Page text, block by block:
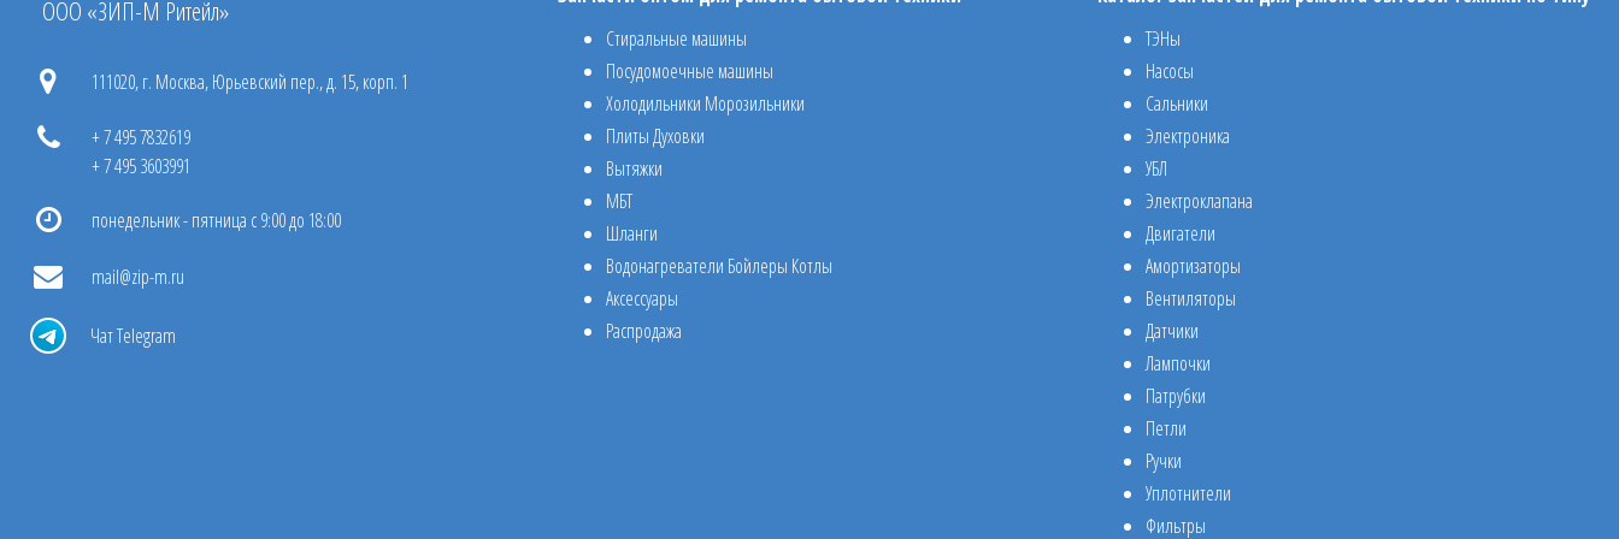
ООО «ЗИП-М Ритейл»
111020, г. Москва, Юрьевский пер., д. 15, корп. 1
+ 7 495 7832619
+ 7 495 3603991
понедельник - пятница с 9:00 до 18:00
mail@zip-m.ru
Чат Telegram
Стиральные машины
Посудомоечные машины
Холодильники Морозильники
Плиты Духовки
Вытяжки
МБТ
Шланги
Водонагреватели Бойлеры Котлы
Аксессуары
Распродажа
ТЭНы
Насосы
Сальники
Электроника
УБЛ
Электроклапана
Двигатели
Амортизаторы
Вентиляторы
Датчики
Лампочки
Патрубки
Петли
Ручки
Уплотнители
Фильтры